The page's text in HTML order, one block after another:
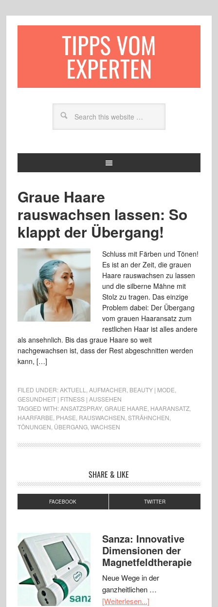
TIPPS VOM
EXPERTEN
Graue Haare
rauswachsen lassen: So
klappt der Übergang!
Schluss mit Färben und Tönen!
Es ist an der Zeit, die grauen
Haare rauswachsen zu lassen
und die silberne Mähne mit
Stolz zu tragen. Das einzige
Problem dabei: Der Übergang
vom grauen Haaransatz zum
restlichen Haar ist alles andere
als ansehnlich. Bis das graue Haare so weit
nachgewachsen ist, dass der Rest abgeschnitten werden
kann, […]
FILED UNDER:AKTUELL AUFMACHER BEAUTY | MODE
GESUNDHEIT | FITNESS | AUSSEHEN
TAGGED WITH:ANSATZSPRAY, GRAUE HAARE HAARANSATZ,
HAARFARBE PHASE RAUSWACHSEN STRÄHNCHEN
TÖNUNGEN ÜBERGANG, WACHSEN
SHARE & LIKE
FACEBOOK TWITTER
Sanza: Innovative
Dimensionen der
Magnetfeldtherapie
Neue Wege in der
ganzheitlichen …
[Weiterlesen...]